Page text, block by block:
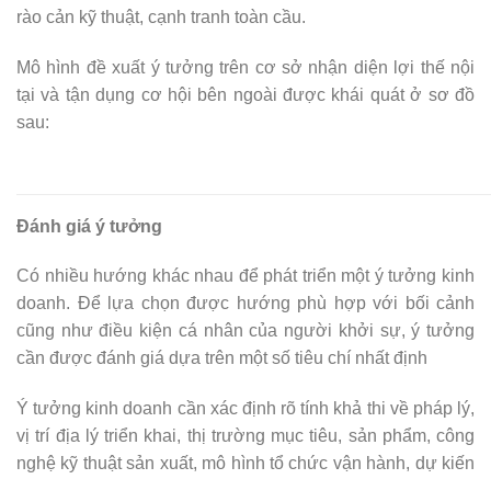
rào cản kỹ thuật, cạnh tranh toàn cầu.
Mô hình đề xuất ý tưởng trên cơ sở nhận diện lợi thế nội
tại và tận dụng cơ hội bên ngoài được khái quát ở sơ đồ
sau:
Đánh giá ý tưởng
Có nhiều hướng khác nhau để phát triển một ý tưởng kinh
doanh. Để lựa chọn được hướng phù hợp với bối cảnh
cũng như điều kiện cá nhân của người khởi sự, ý tưởng
cần được đánh giá dựa trên một số tiêu chí nhất định
Ý tưởng kinh doanh cần xác định rõ tính khả thi về pháp lý,
vị trí địa lý triển khai, thị trường mục tiêu, sản phẩm, công
nghệ kỹ thuật sản xuất, mô hình tổ chức vận hành, dự kiến